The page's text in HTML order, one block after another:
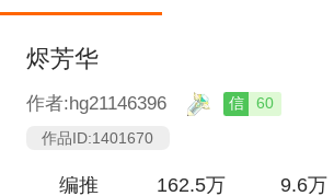
烬芳华
作者:hg21146396 信
60
作品ID:1401670
编推 162.5万 9.6万